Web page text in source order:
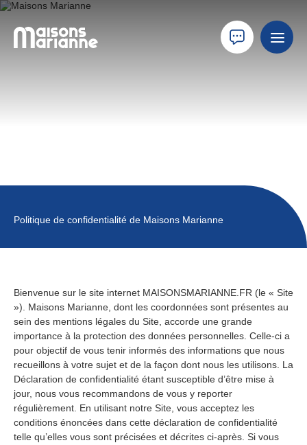
Politique de confidentialité de Maisons Marianne
Bienvenue sur le site internet MAISONSMARIANNE.FR (le « Site
»). Maisons Marianne, dont les coordonnées sont présentes au
sein des mentions légales du Site, accorde une grande
importance à la protection des données personnelles. Celle-ci a
pour objectif de vous tenir informés des informations que nous
recueillons à votre sujet et de la façon dont nous les utilisons. La
Déclaration de confidentialité étant susceptible d’être mise à
jour, nous vous recommandons de vous y reporter
régulièrement. En utilisant notre Site, vous acceptez les
conditions énoncées dans cette déclaration de confidentialité
telle qu’elles vous sont précisées et décrites ci-après. Si vous